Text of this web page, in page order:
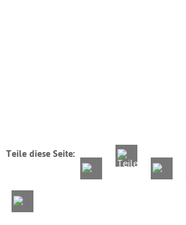
Teile diese Seite: